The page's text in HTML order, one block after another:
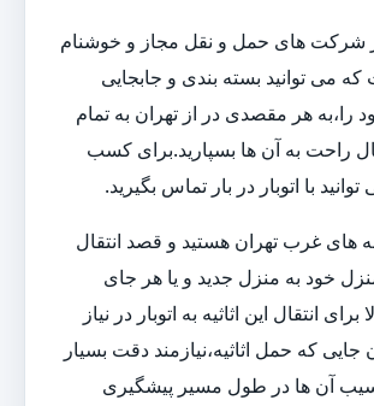
از شرکت های حمل و نقل مجاز و خوشنام
می توانید بسته بندی و جابجایی
را،به هر مقصدی در از تهران به تمام
راحت به آن ها بسپارید.برای کسب
با اتوبار در بار تماس بگیرید.
های غرب تهران هستید و قصد انتقال
خود به منزل جدید و یا هر جای
انتقال این اثاثیه به اتوبار در نیاز
که حمل اثاثیه،نیازمند دقت بسیار
آن ها در طول مسیر پیشگیری